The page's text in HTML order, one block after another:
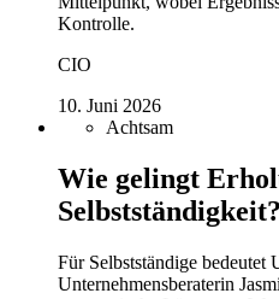
Kontrolle.
CIO
10. Juni 2026
Achtsam
Wie gelingt
Selbstständigkeit?
Für Selbstständige bedeutet
Unternehmensberaterin